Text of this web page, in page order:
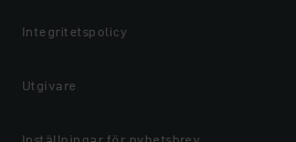
Integritetspolicy
Utgivare